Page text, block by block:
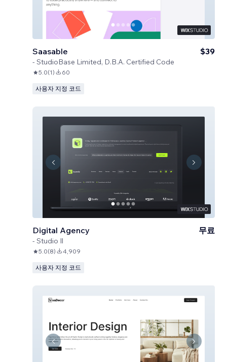
Saasable
- StudioBase Limited, D.B.A. Certified Code
$39
5.0(1) 60
사용자 지정 코드
Digital Agency
- Studio Il
무료
5.0(8) 4,909
사용자 지정 코드